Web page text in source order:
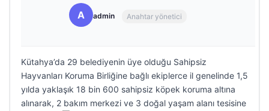
A admin Anahtar yönetici
Kütahya’da 29 belediyenin üye olduğu Sahipsiz
Hayvanları Koruma Birliğine bağlı ekiplerce il genelinde 1,5
yılda yaklaşık 18 bin 600 sahipsiz köpek koruma altına
alınarak, 2 bakım merkezi ve 3 doğal yaşam alanı tesisine